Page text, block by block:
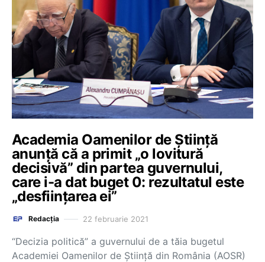
Academia Oamenilor de Știință
anunță că a primit „o lovitură
decisivă” din partea guvernului,
care i-a dat buget 0: rezultatul este
„desființarea ei”
Redacția 22 februarie 2021
“Decizia politică” a guvernului de a tăia bugetul
Academiei Oamenilor de Știință din România (AOSR)